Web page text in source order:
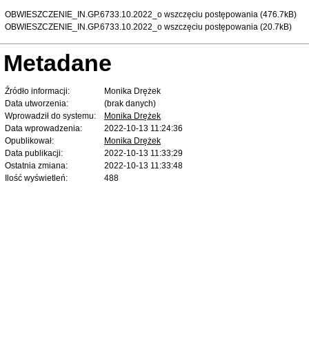
OBWIESZCZENIE_IN.GP.6733.10.2022_o wszczęciu postępowania (476.7kB)
OBWIESZCZENIE_IN.GP.6733.10.2022_o wszczęciu postępowania (20.7kB)
Metadane
Źródło informacji:
Monika Drężek
Data utworzenia:
(brak danych)
Wprowadził do systemu:
Monika Drężek
Data wprowadzenia:
2022-10-13 11:24:36
Opublikował:
Monika Drężek
Data publikacji:
2022-10-13 11:33:29
Ostatnia zmiana:
2022-10-13 11:33:48
Ilość wyświetleń:
488